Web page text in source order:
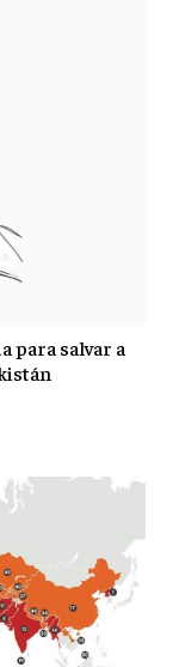
para salvar a